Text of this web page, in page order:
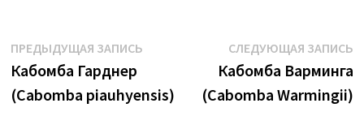
Навигация
по
записям
ПРЕДЫДУЩАЯ ЗАПИСЬПредыдущая
Кабомба Гарднер
(Cabomba piauhyensis)
СЛЕДУЮЩАЯ ЗАПИСЬ
Кабомба Варминга
(Cabomba Warmingii)